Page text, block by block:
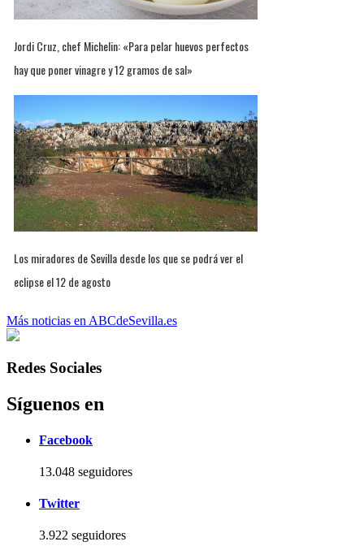
Jordi Cruz, chef Michelin: «Para pelar huevos perfectos
hay que poner vinagre y 12 gramos de sal»
Los miradores de Sevilla desde los que se podrá ver el
eclipse el 12 de agosto
Más noticias en ABCdeSevilla.es
Redes Sociales
Síguenos en
Facebook
13.048 seguidores
Twitter
3.922 seguidores